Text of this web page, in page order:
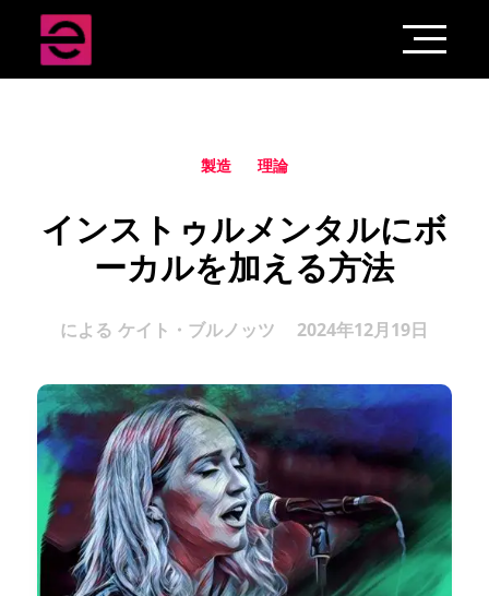
製造 理論
インストゥルメンタルにボ
ーカルを加える方法
による ケイト・ブルノッツ 2024年12月19日